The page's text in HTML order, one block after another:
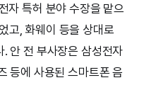
자 특허 분야 수장을 맡으
고, 화웨이 등을 상대로
안 전 부사장은 삼성전자
등에 사용된 스마트폰 음